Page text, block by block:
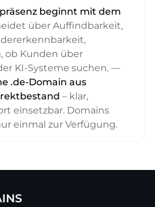
beginnt mit dem
über Auffindbarkeit,
ob Kunden über
KI-Systeme suchen. —
.de-Domain aus
– klar,
einsetzbar. Domains
einmal zur Verfügung.